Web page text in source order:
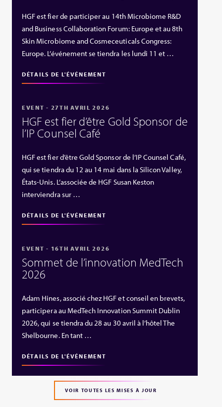
HGF est fier de participer au 14th Microbiome R&D
and Business Collaboration Forum: Europe et au 8th
Skin Microbiome and Cosmeceuticals Congress:
Europe. L’événement se tiendra les lundi 11 et …
DÉTAILS DE L'ÉVÉNEMENT
EVENT - 27TH AVRIL 2026
HGF est fier d’être Gold Sponsor de
l’IP Counsel Café
HGF est fier d’être Gold Sponsor de l’IP Counsel Café,
qui se tiendra du 12 au 14 mai dans la Silicon Valley,
États‑Unis. L’associée de HGF Susan Keston
interviendra sur …
DÉTAILS DE L'ÉVÉNEMENT
EVENT - 16TH AVRIL 2026
Sommet de l’innovation MedTech
2026
Adam Hines, associé chez HGF et conseil en brevets,
participera au MedTech Innovation Summit Dublin
2026, qui se tiendra du 28 au 30 avril à l’hôtel The
Shelbourne. En tant …
DÉTAILS DE L'ÉVÉNEMENT
VOIR TOUTES LES MISES À JOUR